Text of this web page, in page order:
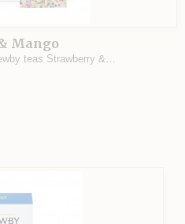
Mango
teas Strawberry &…